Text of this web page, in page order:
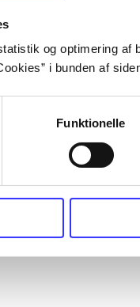
og optimering
i bunden af
Funktionelle